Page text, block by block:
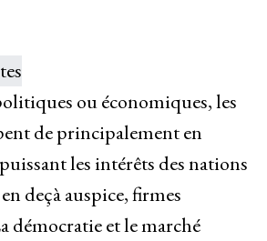
ou économiques, les
de principalement en
les intérêts des nations
deçà auspice, firmes
démocratie et le marché